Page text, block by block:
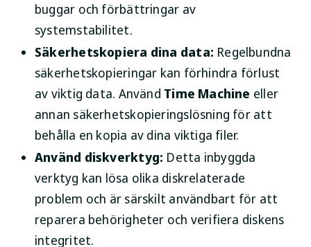
buggar och förbättringar av
systemstabilitet.
Säkerhetskopiera dina data: Regelbundna
säkerhetskopieringar kan förhindra förlust
av viktig data. Använd Time Machine eller
annan säkerhetskopieringslösning för att
behålla en kopia av dina viktiga filer.
Använd diskverktyg: Detta inbyggda
verktyg kan lösa olika diskrelaterade
problem och är särskilt användbart för att
reparera behörigheter och verifiera diskens
integritet.